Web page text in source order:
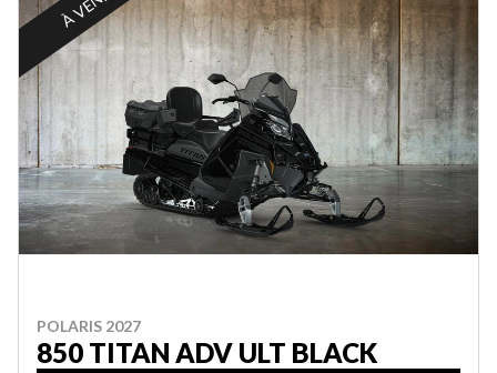
POLARIS 2027
850 TITAN ADV ULT BLACK